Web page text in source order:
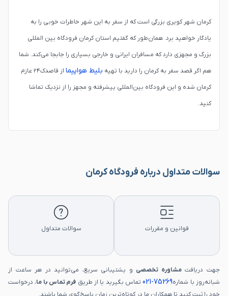
کرمان شهر کویری بزرگی است که از سفر به این شهر خاطرات خوبی را به
یادگار خواهید برد. همان‌طور که گفتیم استان کرمان فرودگاه بین المللی
بزرگ و مجهزی دارد که مسافران ایرانی و خارجی بسیاری را جابجا می‌کند. شما
هم اگر قصد سفر به کرمان را دارید با تهیه بلیط هواپیما
از قاصدک۲۴ عازم
کرمان شده و این فرودگاه بین‌المللی پیشرفته و مجهز را از نزدیک تماشا
کنید.
سوالات متداول درباره فرودگاه کرمان
قوانین و مقررات سوالات متداول
جهت دریافتمشاوره تخصصی و پشتیبانی سریع، می‌توانید در هر ساعت از
شبانه‌روز با شماره75269-021 تماس بگیرید یا از طریق فرم تماس با ما، درخواست
خود را ثبت کنید تا همکاران ما در کوتاه‌ترین زمان پاسخ‌گوی شما باشند.